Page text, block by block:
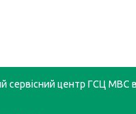
сервісний центр ГСЦ МВС в